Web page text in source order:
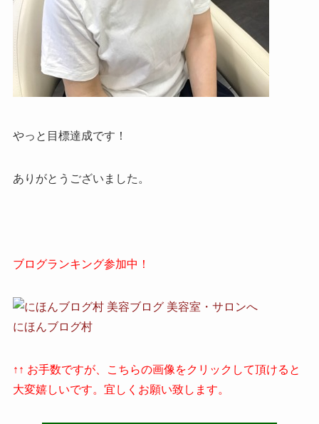
やっと目標達成です！
ありがとうございました。
ブログランキング参加中！
にほんブログ村
↑↑ お手数ですが、こちらの画像をクリックして頂けると
大変嬉しいです。宜しくお願い致します。